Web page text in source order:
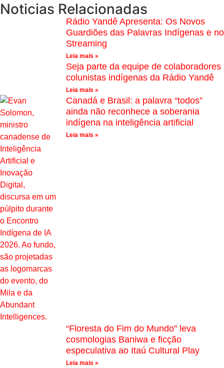
Noticias Relacionadas
Rádio Yandê Apresenta: Os Novos
Guardiões das Palavras Indígenas e no
Streaming
Leia mais »
Seja parte da equipe de colaboradores
colunistas indígenas da Rádio Yandê
Leia mais »
Canadá e Brasil: a palavra “todos”
ainda não reconhece a soberania
indígena na inteligência artificial
Leia mais »
“Floresta do Fim do Mundo” leva
cosmologias Baniwa e ficção
especulativa ao Itaú Cultural Play
Leia mais »